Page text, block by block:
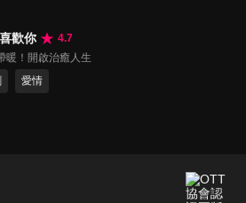
歡你
4.7
暖！開啟治癒人生
愛情